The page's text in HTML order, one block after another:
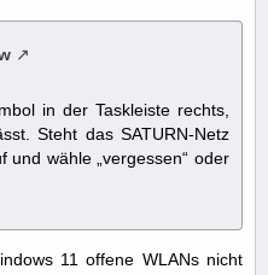
in der Taskleiste rechts,
Steht das SATURN-Netz
und wähle „vergessen“ oder
11 offene WLANs nicht